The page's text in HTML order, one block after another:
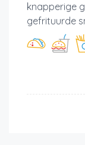
knapperige
gefrituurde